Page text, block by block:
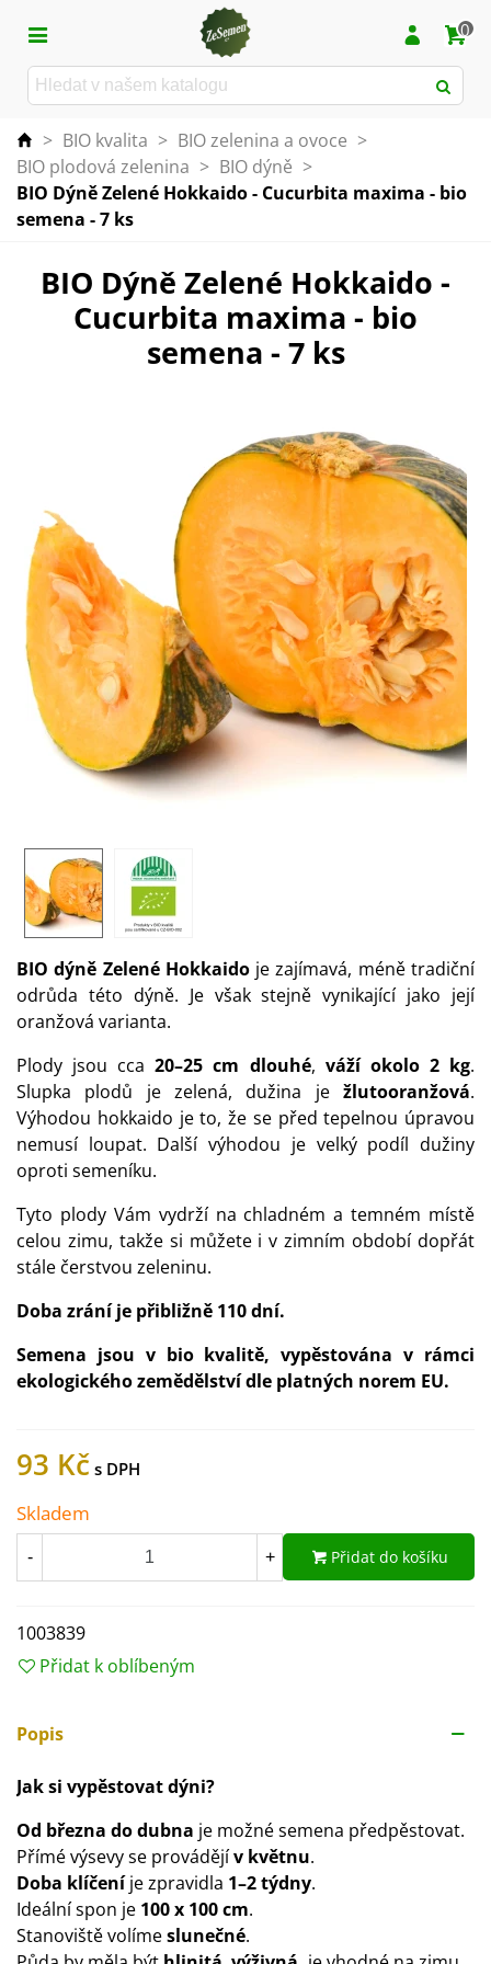
0
> BIO kvalita > BIO zelenina a ovoce >
BIO plodová zelenina > BIO dýně >
BIO Dýně Zelené Hokkaido - Cucurbita maxima - bio
semena - 7 ks
BIO Dýně Zelené Hokkaido -
Cucurbita maxima - bio
semena - 7 ks
BIO dýně Zelené Hokkaidoje zajímavá, méně tradiční
odrůda této dýně. Je však stejně vynikající jako její
oranžová varianta.
Plody jsou cca20–25 cm dlouhé, váží okolo 2 kg.
Slupka plodů je zelená, dužina je žlutooranžová.
Výhodou hokkaido je to, že se před tepelnou úpravou
nemusí loupat. Další výhodou je velký podíl dužiny
oproti semeníku.
Tyto plody Vám vydrží na chladném a temném místě
celou zimu, takže si můžete i v zimním období dopřát
stále čerstvou zeleninu.
Doba zrání je přibližně 110 dní.
Semena jsou v bio kvalitě, vypěstována v rámci
ekologického zemědělství dle platných norem EU.
93 Kč
Skladem
- + Přidat do košíku
1003839
Přidat k oblíbeným
Popis
Jak si vypěstovat dýni?
Od března do dubna je možné semena předpěstovat.
Přímé výsevy se provádějív květnu.
Doba klíčeníje zpravidla 1–2 týdny.
Ideální spon je 100 x 100 cm.
Stanoviště volímeslunečné.